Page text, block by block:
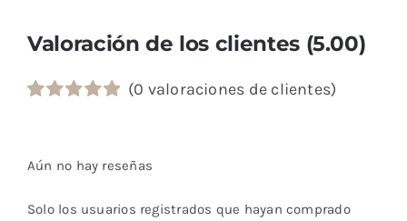
Valoración de los clientes (5.00)
valoraciones
(0 valoraciones de clientes)
Aún no hay reseñas
Solo los usuarios registrados que hayan comprado